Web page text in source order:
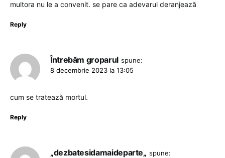
multora nu le a convenit. se pare ca adevarul deranjează
Reply
Întrebăm groparul spune:
8 decembrie 2023 la 13:05
cum se tratează mortul.
Reply
„dezbatesidamaideparte„ spune: